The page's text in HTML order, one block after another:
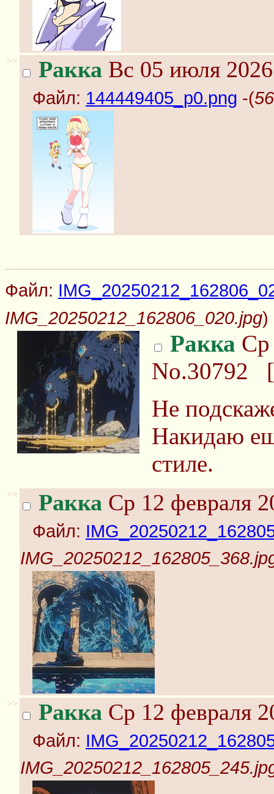
>> Ракка Вс 05 июля
Файл: 144449405_p0.png -(
Файл:
IMG_20250212_162806_020.jpg)
Ракка Ср
No.30792 [
Не
Накидаю
стиле.
>> Ракка Ср 12 февраля
Файл:
>> Ракка Ср 12 февраля
Файл: